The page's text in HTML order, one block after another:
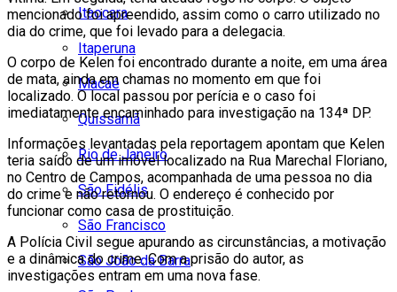
Itaocara
Itaperuna
Macaé
Quissamã
Rio de Janeiro
São Fidélis
São Francisco
São João da Barra
mencionado foi apreendido, assim como o carro utilizado no
dia do crime, que foi levado para a delegacia.
O corpo de Kelen foi encontrado durante a noite, em uma área
de mata, ainda em chamas no momento em que foi
localizado. O local passou por perícia e o caso foi
imediatamente encaminhado para investigação na 134ª DP.
Informações levantadas pela reportagem apontam que Kelen
teria saído de um imóvel localizado na Rua Marechal Floriano,
no Centro de Campos, acompanhada de uma pessoa no dia
do crime e não retornou. O endereço é conhecido por
funcionar como casa de prostituição.
A Polícia Civil segue apurando as circunstâncias, a motivação
e a dinâmica do crime. Com a prisão do autor, as
investigações entram em uma nova fase.